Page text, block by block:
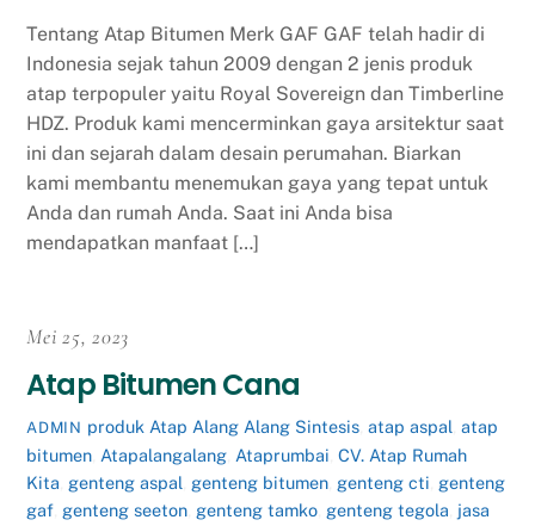
Tentang Atap Bitumen Merk GAF GAF telah hadir di
Indonesia sejak tahun 2009 dengan 2 jenis produk
atap terpopuler yaitu Royal Sovereign dan Timberline
HDZ. Produk kami mencerminkan gaya arsitektur saat
ini dan sejarah dalam desain perumahan. Biarkan
kami membantu menemukan gaya yang tepat untuk
Anda dan rumah Anda. Saat ini Anda bisa
mendapatkan manfaat […]
Mei 25, 2023
Atap Bitumen Cana
ADMIN produk Atap Alang Alang Sintesis, atap aspal atap
bitumen Atapalangalang Ataprumbai ,CV. Atap Rumah
Kita genteng aspal genteng bitumen genteng cti genteng
gaf genteng seeton genteng tamko genteng tegola jasa